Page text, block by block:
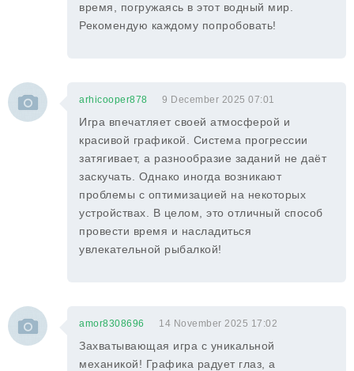
время, погружаясь в этот водный мир.
Рекомендую каждому попробовать!
arhicooper878 9 December 2025 07:01
Игра впечатляет своей атмосферой и
красивой графикой. Система прогрессии
затягивает, а разнообразие заданий не даёт
заскучать. Однако иногда возникают
проблемы с оптимизацией на некоторых
устройствах. В целом, это отличный способ
провести время и насладиться
увлекательной рыбалкой!
amor8308696 14 November 2025 17:02
Захватывающая игра с уникальной
механикой! Графика радует глаз, а